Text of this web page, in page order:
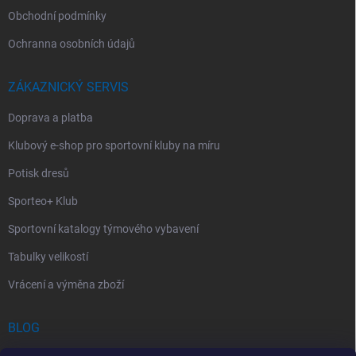
Obchodní podmínky
Ochranna osobních údajů
ZÁKAZNICKÝ SERVIS
Doprava a platba
Klubový e-shop pro sportovní kluby na míru
Potisk dresů
Sporteo+ Klub
Sportovní katalogy týmového vybavení
Tabulky velikostí
Vrácení a výměna zboží
BLOG